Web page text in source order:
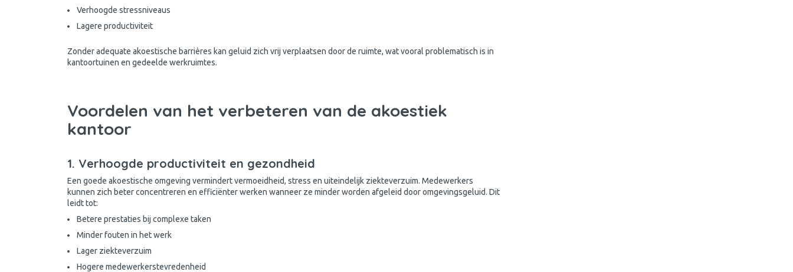
Verhoogde stressniveaus
Lagere productiviteit
Zonder adequate akoestische barrières kan geluid zich vrij verplaatsen door de ruimte, wat vooral problematisch is in
kantoortuinen en gedeelde werkruimtes.
Voordelen van het verbeteren van de akoestiek
kantoor
1. Verhoogde productiviteit en gezondheid
Een goede akoestische omgeving vermindert vermoeidheid, stress en uiteindelijk ziekteverzuim. Medewerkers
kunnen zich beter concentreren en efficiënter werken wanneer ze minder worden afgeleid door omgevingsgeluid. Dit
leidt tot:
Betere prestaties bij complexe taken
Minder fouten in het werk
Lager ziekteverzuim
Hogere medewerkerstevredenheid